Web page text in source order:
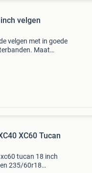
velgen
velgen met in goede
Maat
XC60 Tucan
tucan 18 inch
235/60r18